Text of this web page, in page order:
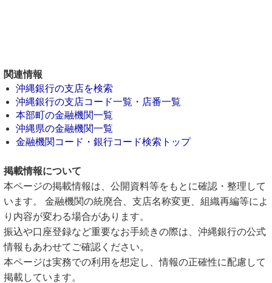
関連情報
沖縄銀行の支店を検索
沖縄銀行の支店コード一覧・店番一覧
本部町の金融機関一覧
沖縄県の金融機関一覧
金融機関コード・銀行コード検索トップ
掲載情報について
本ページの掲載情報は、公開資料等をもとに確認・整理して
います。 金融機関の統廃合、支店名称変更、組織再編等によ
り内容が変わる場合があります。
振込や口座登録など重要なお手続きの際は、沖縄銀行の公式
情報もあわせてご確認ください。
本ページは実務での利用を想定し、情報の正確性に配慮して
掲載しています。